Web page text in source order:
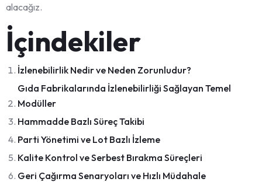
alacağız.
İçindekiler
İzlenebilirlik Nedir ve Neden Zorunludur?
Gıda Fabrikalarında İzlenebilirliği Sağlayan Temel
Modüller
Hammadde Bazlı Süreç Takibi
Parti Yönetimi ve Lot Bazlı İzleme
Kalite Kontrol ve Serbest Bırakma Süreçleri
Geri Çağırma Senaryoları ve Hızlı Müdahale